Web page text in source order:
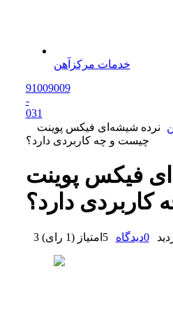
خدمات مرکزآهن
91009009
-
031
نرده شیشه‌ای فیکس پوینت
چیست و چه کاربردی دارد؟
فیکس پوینت
دارد؟
0دیدگاه 5 امتیاز (1 رای )